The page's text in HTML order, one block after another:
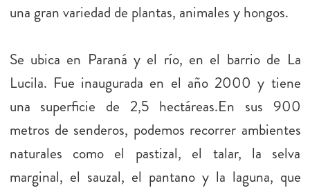
una gran variedad de plantas, animales y hongos.
Se ubica en Paraná y el río, en el barrio de La
Lucila. Fue inaugurada en el año 2000 y tiene
una superficie de 2,5 hectáreas.En sus 900
metros de senderos, podemos recorrer ambientes
naturales como el pastizal, el talar, la selva
marginal, el sauzal, el pantano y la laguna, que